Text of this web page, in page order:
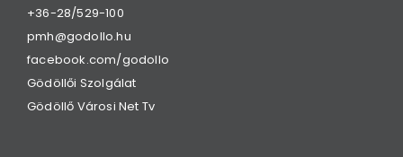
+36-28/529-100
pmh@godollo.hu
facebook.com/godollo
Gödöllői Szolgálat
Gödöllő Városi Net Tv